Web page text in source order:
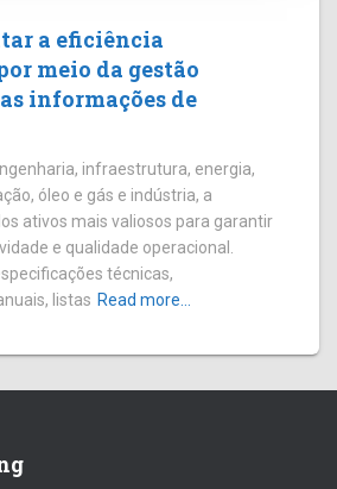
a eficiência
meio da gestão
informações de
infraestrutura, energia,
óleo e gás e indústria, a
ativos mais valiosos para garantir
e qualidade operacional.
técnicas,
listas Read more…